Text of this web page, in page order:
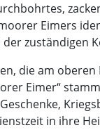
Eimers
zuständigen
die am
Eimer“
in ihre